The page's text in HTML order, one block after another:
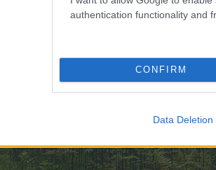
authentication functionality and
CONFIRM
Data Deletion